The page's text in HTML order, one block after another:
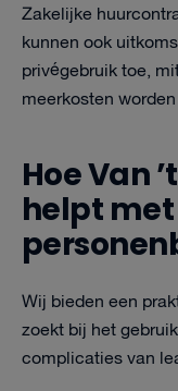
Zakelijke
kunnen ook
privégebruik toe,
meerkosten
Hoe Van
helpt met
Wij bieden een
zoekt bij het
complicaties van